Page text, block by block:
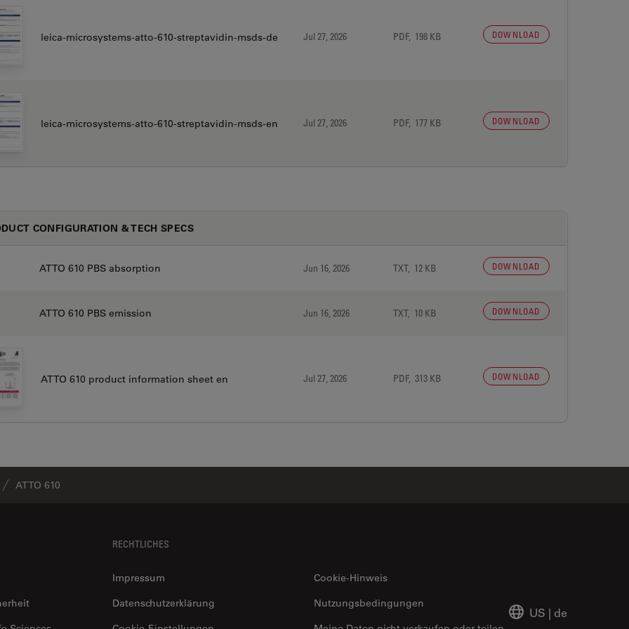
leica-microsystems-atto-610-streptavidin-msds-de Jul 27, 2026 PDF, 198 KB DOWNLOAD
leica-microsystems-atto-610-streptavidin-msds-en Jul 27, 2026 PDF, 177 KB DOWNLOAD
CONFIGURATION & TECH SPECS
ATTO 610 PBS absorption Jun 16, 2026 TXT, 12 KB DOWNLOAD
ATTO 610 PBS emission Jun 16, 2026 TXT, 10 KB DOWNLOAD
ATTO 610 product information sheet en Jul 27, 2026 PDF, 313 KB DOWNLOAD
ATTO 610
RECHTLICHES
Impressum
Cookie-Hinweis
Datenschutzerklärung
Nutzungsbedingungen
US | de